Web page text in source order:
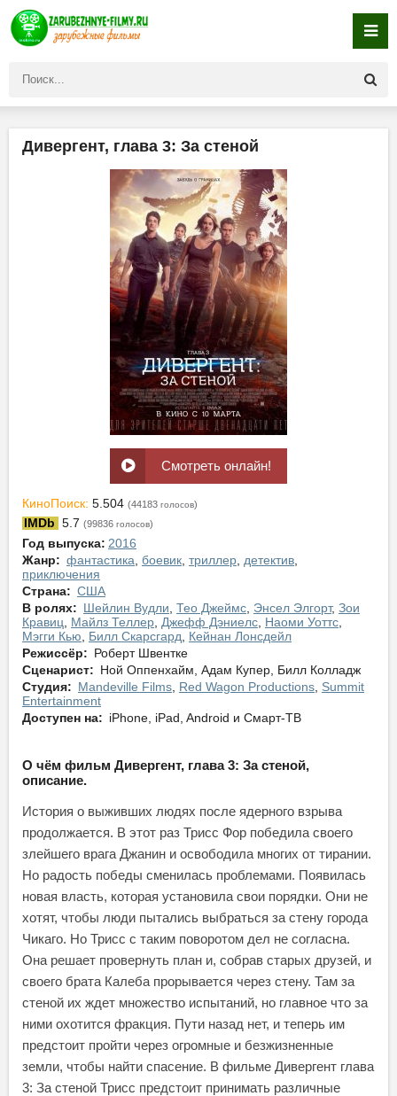
Дивергент, глава 3: За стеной
Смотреть онлайн!
КиноПоиск: 5.504 (44183 голосов)
IMDb 5.7 (99836 голосов)
Год выпуска: 2016
Жанр: фантастика боевик триллер детектив
приключения
Страна: США
В ролях: Шейлин Вудли Тео Джеймс Энсел Элгорт, Зои
Кравиц
Майлз Теллер Джефф Дэниелс Наоми Уоттс
Мэгги Кью
Билл Скарсгард
Кейнан Лонсдейл
Режиссёр: Роберт Швентке
Сценарист: Ной Оппенхайм, Адам Купер, Билл Колладж
Студия: Mandeville Films Red Wagon Productions Summit
Entertainment
Доступен на: iPhone, iPad, Android и Смарт-ТВ
О чём фильм Дивергент, глава 3: За стеной,
описание.
История о выживших людях после ядерного взрыва
продолжается. В этот раз Трисс Фор победила своего
злейшего врага Джанин и освободила многих от тирании.
Но радость победы сменилась проблемами. Появилась
новая власть, которая установила свои порядки. Они не
хотят, чтобы люди пытались выбраться за стену города
Чикаго. Но Трисс с таким поворотом дел не согласна.
Она решает провернуть план и, собрав старых друзей, и
своего брата Калеба прорывается через стену. Там за
стеной их ждет множество испытаний, но главное что за
ними охотится фракция. Пути назад нет, и теперь им
предстоит пройти через огромные и безжизненные
земли, чтобы найти спасение. В фильме Дивергент глава
3: За стеной Трисс предстоит принимать различные